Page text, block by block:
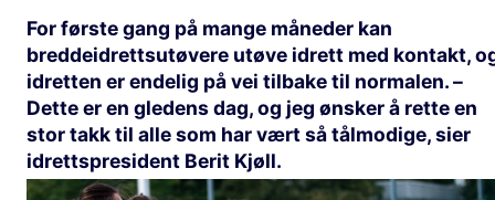
For første gang på mange måneder kan
breddeidrettsutøvere utøve idrett med kontakt,
idretten er endelig på vei tilbake til normalen. –
Dette er en gledens dag, og jeg ønsker å rette en
stor takk til alle som har vært så tålmodige, sier
idrettspresident Berit Kjøll.